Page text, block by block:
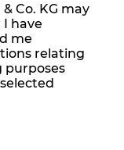
Co. KG may
have
me
relating
purposes